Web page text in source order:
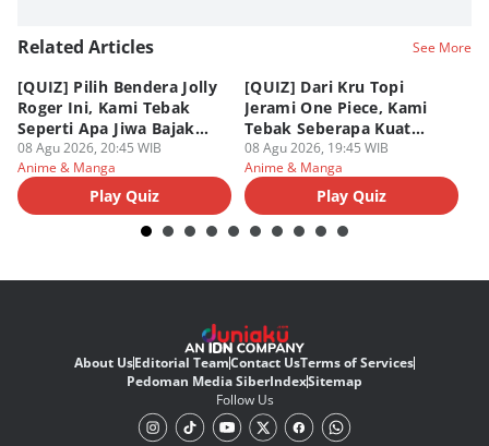
Related Articles See More
[QUIZ] Pilih Bendera Jolly
Roger Ini, Kami Tebak
Seperti Apa Jiwa Bajak
Laut Dalam Dirimu
08 Agu 2026, 20:45 WIB
Anime & Manga
Play Quiz
[QUIZ] Dari Kru Topi
Jerami One Piece, Kami
Tebak Seberapa Kuat
Mentalmu
08 Agu 2026, 19:45 WIB
Anime & Manga
Play Quiz
About UsEditorial TeamContact UsTerms of Services
Pedoman Media SiberIndexSitemap
Follow Us